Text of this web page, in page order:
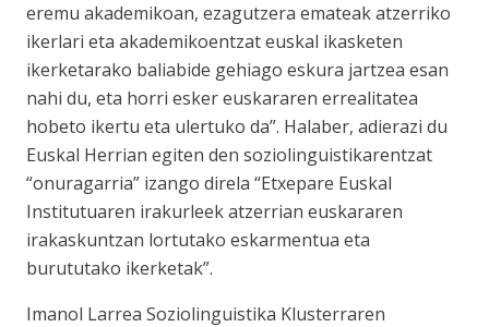
eremu akademikoan, ezagutzera emateak atzerriko
ikerlari eta akademikoentzat euskal ikasketen
ikerketarako baliabide gehiago eskura jartzea esan
nahi du, eta horri esker euskararen errealitatea
hobeto ikertu eta ulertuko da”. Halaber, adierazi du
Euskal Herrian egiten den soziolinguistikarentzat
“onuragarria” izango direla “Etxepare Euskal
Institutuaren irakurleek atzerrian euskararen
irakaskuntzan lortutako eskarmentua eta
burututako ikerketak”.
Imanol Larrea Soziolinguistika Klusterraren